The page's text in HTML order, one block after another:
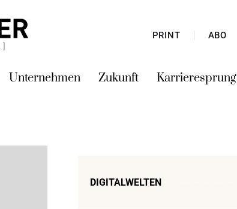
PRINT ABO
Unternehmen Zukunft Karrieresprung
DIGITALWELTEN